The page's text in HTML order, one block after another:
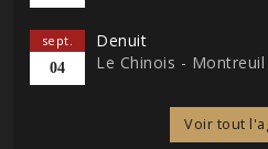
sept.
04
Denuit
Le Chinois - Montreuil
Voir tout